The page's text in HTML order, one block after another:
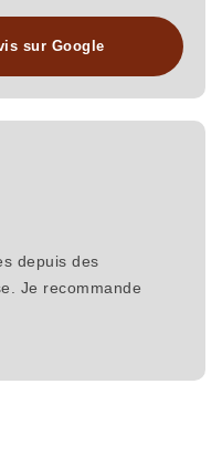
sur Google
depuis des
Je recommande